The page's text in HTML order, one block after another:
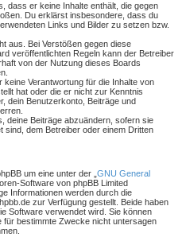
dass er keine Inhalte enthält, die gegen
Du erklärst insbesondere, dass du
Links und Bilder zu setzen bzw.
aus. Bei Verstößen gegen diese
veröffentlichten Regeln kann der Betreiber
von der Nutzung dieses Boards
Verantwortung für die Inhalte von
hat oder die er nicht zur Kenntnis
dein Benutzerkonto, Beiträge und
deine Beiträge abzuändern, sofern sie
sind, dem Betreiber oder einem Dritten
um eine unter der „ GNU General
Software von phpBB Limited
Informationen werden durch die
zur Verfügung gestellt. Beide haben
Software verwendet wird. Sie können
für bestimmte Zwecke nicht untersagen